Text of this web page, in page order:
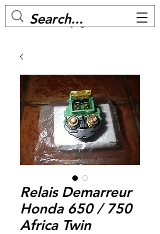
MC BIKE Perpignan
Relais Demarreur
Honda 650 / 750
Africa Twin